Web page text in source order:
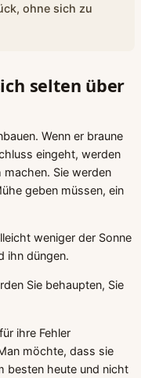
ohne sich zu
selten über
Wenn er braune
eingeht, werden
Sie werden
geben müssen, ein
weniger der Sonne
ihn düngen.
Sie behaupten, Sie
ihre Fehler
möchte, dass sie
besten heute und nicht